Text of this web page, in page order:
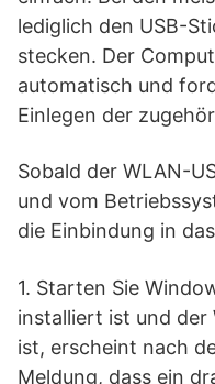
lediglich den USB-
stecken. Der
automatisch und
Einlegen der
Sobald der WLAN-
und vom
die Einbindung in
1. Starten Sie
installiert ist und der
ist, erscheint nach
Meldung, dass ein